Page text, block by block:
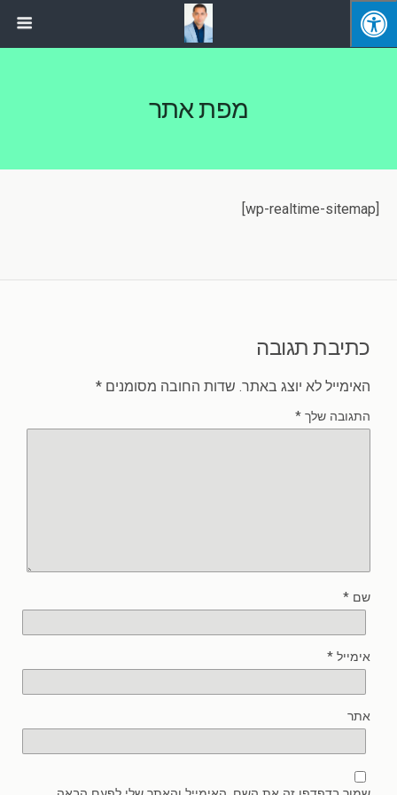
מפת אתר
[wp-realtime-sitemap]
כתיבת תגובה
האימייל לא יוצג באתר. שדות החובה מסומנים *
התגובה שלך *
שם *
אימייל *
אתר